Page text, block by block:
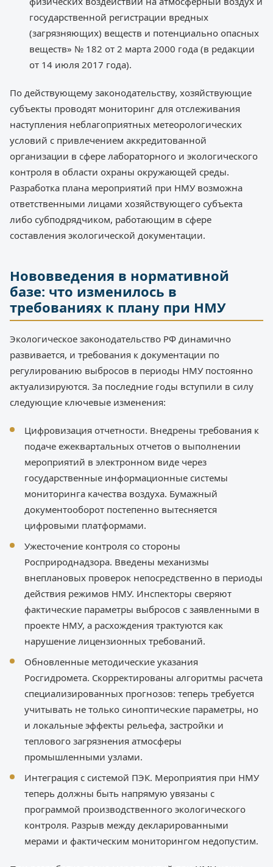
государственной регистрации вредных
(загрязняющих) веществ и потенциально опасных
веществ» № 182 от 2 марта 2000 года (в редакции
от 14 июля 2017 года).
По действующему законодательству, хозяйствующие
субъекты проводят мониторинг для отслеживания
наступления неблагоприятных метеорологических
условий с привлечением аккредитованной
организации в сфере лабораторного и экологического
контроля в области охраны окружающей среды.
Разработка плана мероприятий при НМУ возможна
ответственными лицами хозяйствующего субъекта
либо субподрядчиком, работающим в сфере
составления экологической документации.
Нововведения в нормативной
базе: что изменилось в
требованиях к плану при НМУ
Экологическое законодательство РФ динамично
развивается, и требования к документации по
регулированию выбросов в периоды НМУ постоянно
актуализируются. За последние годы вступили в силу
следующие ключевые изменения:
Цифровизация отчетности. Внедрены требования к
подаче ежеквартальных отчетов о выполнении
мероприятий в электронном виде через
государственные информационные системы
мониторинга качества воздуха. Бумажный
документооборот постепенно вытесняется
цифровыми платформами.
Ужесточение контроля со стороны
Росприроднадзора. Введены механизмы
внеплановых проверок непосредственно в периоды
действия режимов НМУ. Инспекторы сверяют
фактические параметры выбросов с заявленными в
проекте НМУ, а расхождения трактуются как
нарушение лицензионных требований.
Обновленные методические указания
Росгидромета. Скорректированы алгоритмы расчета
специализированных прогнозов: теперь требуется
учитывать не только синоптические параметры, но
и локальные эффекты рельефа, застройки и
теплового загрязнения атмосферы
промышленными узлами.
Интеграция с системой ПЭК. Мероприятия при НМУ
теперь должны быть напрямую увязаны с
программой производственного экологического
контроля. Разрыв между декларированными
мерами и фактическим мониторингом недопустим.